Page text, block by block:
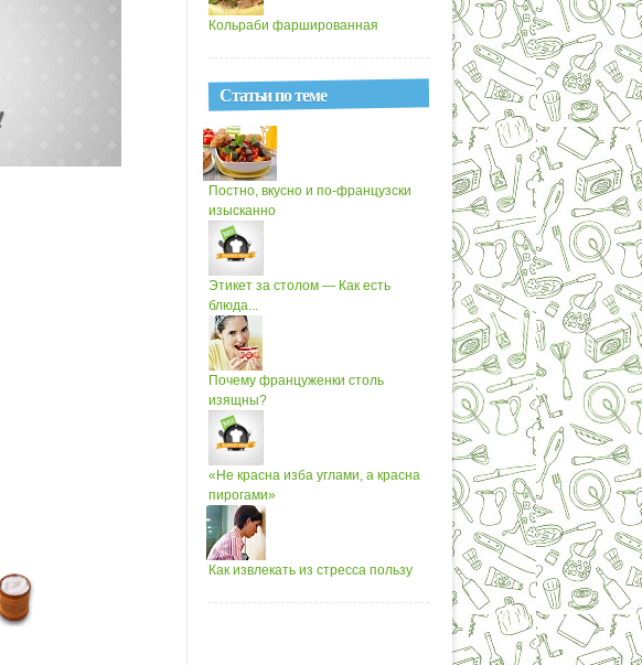
Кольраби фаршированная
Статьи по теме
Постно, вкусно и по-французски
изысканно
Этикет за столом — Как есть
блюда...
Почему француженки столь
изящны?
«Не красна изба углами, а красна
пирогами»
Как извлекать из стресса пользу